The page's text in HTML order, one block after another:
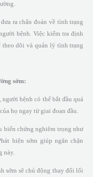
ra chẩn đoán về tình trạng
bệnh. Việc kiểm tra định
dõi và quản lý tình trạng
sớm:
bệnh có thể bắt đầu quá
họ ngay từ giai đoạn đầu.
chứng nghiêm trọng như
hiện sớm giúp ngăn chặn
này.
sẽ chủ động thay đổi lối